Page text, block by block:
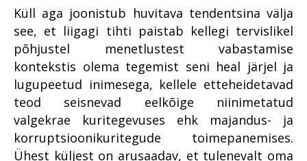
Haldusosakond
Südametunnistuse poolel
väärtustatakse kogemust
Erikonsultandi eripalgeline töö
numbrites 2023
Im memoriam Alar Kirs
2022
Suure kahjuga
majanduskuritegevus
Tervislikel põhjustel
menetlusest vabastamine –
puutumatud
kriminaalmenetluses?
Tugevatoimelised uimastid
Küll aga joonistub huvitava tendentsina välja
see, et liigagi tihti paistab kellegi tervislikel
põhjustel menetlustest vabastamise
kontekstis olema tegemist seni heal järjel ja
lugupeetud inimesega, kellele etteheidetavad
teod seisnevad eelkõige niinimetatud
valgekrae kuritegevuses ehk majandus- ja
korruptsioonikuritegude toimepanemises.
Ühest küljest on arusaadav, et tulenevalt oma